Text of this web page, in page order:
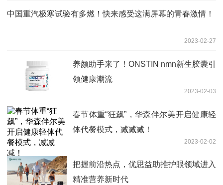
中国重汽极寒试验有多燃！快来感受这满屏幕的青春激情！
2023-02-27
养颜助手来了！ONSTIN nmn新生胶囊引
领健康潮流
2023-02-03
春节体重“狂飙”，华森伴尔美开启健康轻
体代餐模式，减减减！
2023-02-02
把握前沿热点，优思益助推护眼领域进入
精准营养新时代